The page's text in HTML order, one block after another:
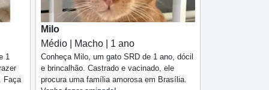
1
Faça
Milo
Médio | Macho | 1 ano
Conheça Milo, um gato SRD de 1 ano, dócil
e brincalhão. Castrado e vacinado, ele
procura uma família amorosa em Brasília.